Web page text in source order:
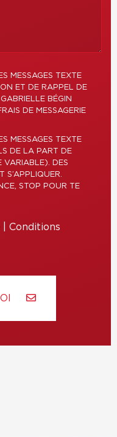
MESSAGES TEXTE
ET DE RAPPEL DE
BÉGIN
DE MESSAGERIE
MESSAGES TEXTE
DE LA PART DE
VARIABLE). DES
S’APPLIQUER.
STOP POUR TE
Conditions